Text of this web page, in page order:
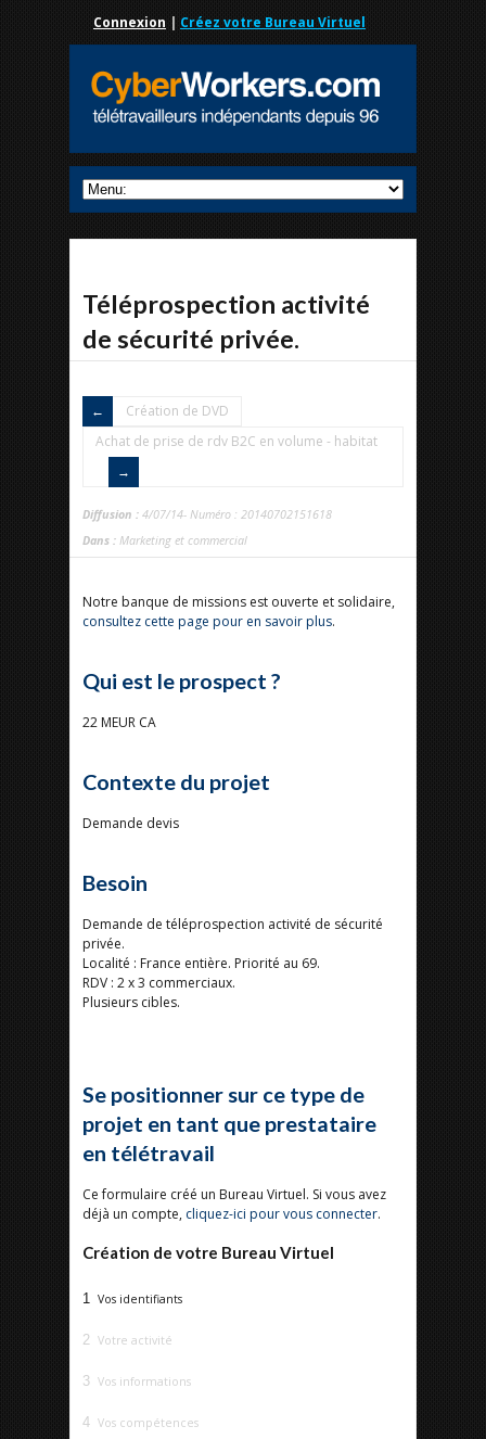
Connexion | Créez votre Bureau Virtuel
Téléprospection activité
de sécurité privée.
Création de DVD
Achat de prise de rdv B2C en volume - habitat
Diffusion : 4/07/14- Numéro : 20140702151618
Dans : Marketing et commercial
Notre banque de missions est ouverte et solidaire,
consultez cette page pour en savoir plus.
Qui est le prospect ?
22 MEUR CA
Contexte du projet
Demande devis
Besoin
Demande de téléprospection activité de sécurité
privée.
Localité : France entière. Priorité au 69.
RDV : 2 x 3 commerciaux.
Plusieurs cibles.
Se positionner sur ce type de
projet en tant que prestataire
en télétravail
Ce formulaire créé un Bureau Virtuel. Si vous avez
déjà un compte, cliquez-ici pour vous connecter.
Création de votre Bureau Virtuel
1 Vos identifiants
2 Votre activité
3 Vos informations
4 Vos compétences